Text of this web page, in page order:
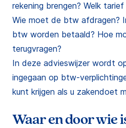
rekening brengen? Welk
Wie moet de btw afdragen?
btw worden betaald? Hoe
terugvragen?
In deze advieswijzer wordt
ingegaan op btw-
kunt krijgen als u zakendoet
Waar en door wie